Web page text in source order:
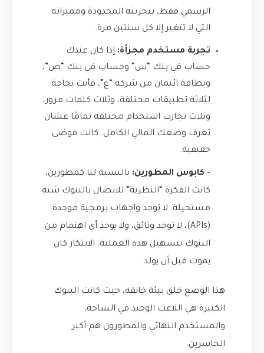
الرسمي فقط، بتجربته المحدودة ومميزاته
التي لا تتغير إلا كل سنتين مرة.
تجربة مستخدم مجزأة: إذا كان عندك
حساب في بنك “س” وحساب في بنك “ص”،
وبطاقة ائتمان من شركة “ع”، فأنت بحاجة
لثلاثة تطبيقات مختلفة، وثلاث كلمات مرور،
وثلاث تجارب استخدام مختلفة تمامًا عشان
تعرف وضعك المالي الكامل. كانت فوضى
حقيقية.
– كابوس المطورين: بالنسبة لنا كمطورين،
كانت الفكرة “النظرية” للاتصال بالبنوك شبه
مستحيلة. لا توجد واجهات برمجية موحدة
(APIs)، لا توجد وثائق، ولا يوجد أي اهتمام من
البنوك بتسهيل هذه العملية. الابتكار كان
يموت قبل أن يولد.
هذا الوضع خلق بيئة خانقة، حيث كانت البنوك
الكبيرة هي اللاعب الوحيد في الساحة،
والمستخدم النهائي والمطورون هم أكبر
الخاسرين.